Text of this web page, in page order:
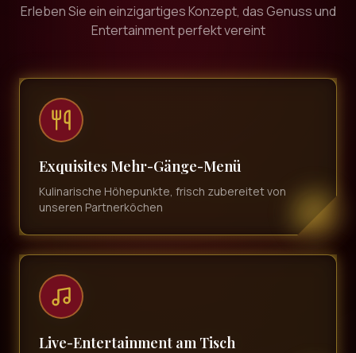
Erleben Sie ein einzigartiges Konzept, das Genuss und
Entertainment perfekt vereint
Exquisites Mehr-Gänge-Menü
Kulinarische Höhepunkte, frisch zubereitet von
unseren Partnerköchen
Live-Entertainment am Tisch